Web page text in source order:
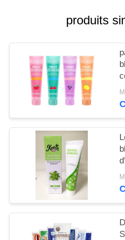
DU
SITE
POLITIQUE
MATIÈRE
PROTECTION
VIE
produits